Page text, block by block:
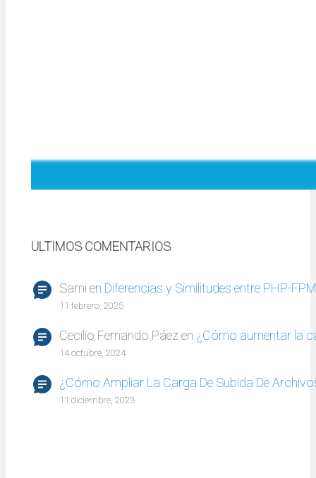
ULTIMOS COMENTARIOS
Samien Diferencias y Similitudes entre PHP-
11 febrero, 2025
Cecilio Fernando Páez en ¿Cómo aumentar la
14 octubre, 2024
¿Cómo Ampliar La Carga De Subida De
11 diciembre, 2023